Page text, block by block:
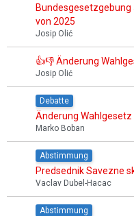
von 2025
Josip Olić
👍👎 Änderung
Josip Olić
Debatte
Änderung Wahlgesetz
Marko Boban
Abstimmung
Predsednik Savezne
Vaclav Dubel-Hacac
Abstimmung